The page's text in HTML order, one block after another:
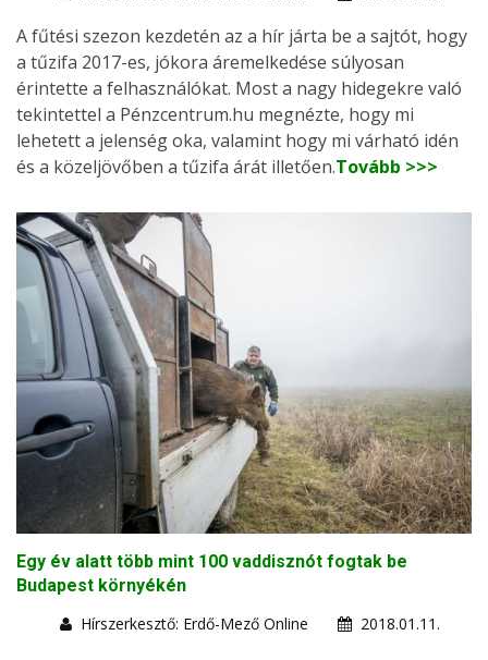
A fűtési szezon kezdetén az a hír járta be a sajtót, hogy
a tűzifa 2017-es, jókora áremelkedése súlyosan
érintette a felhasználókat. Most a nagy hidegekre való
tekintettel a Pénzcentrum.hu megnézte, hogy mi
lehetett a jelenség oka, valamint hogy mi várható idén
és a közeljövőben a tűzifa árát illetően.Tovább >>>
Egy év alatt több mint 100 vaddisznót fogtak be
Budapest környékén
Hírszerkesztő: Erdő-Mező Online
2018.01.11.